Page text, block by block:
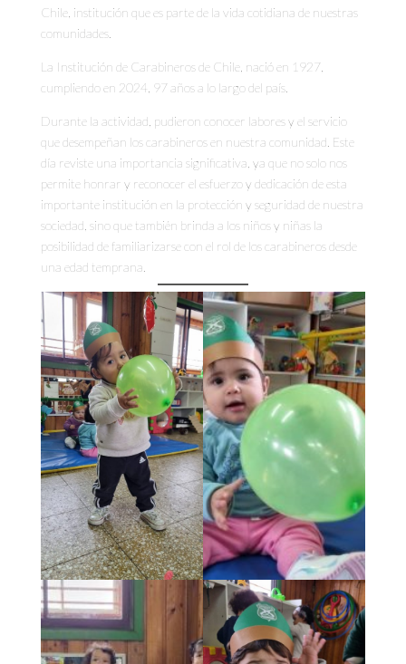
Chile, institución que es parte de la vida cotidiana de nuestras
comunidades.
La Institución de Carabineros de Chile, nació en 1927,
cumpliendo en 2024, 97 años a lo largo del país.
Durante la actividad, pudieron conocer labores y el servicio
que desempeñan los carabineros en nuestra comunidad. Este
día reviste una importancia significativa, ya que no solo nos
permite honrar y reconocer el esfuerzo y dedicación de esta
importante institución en la protección y seguridad de nuestra
sociedad, sino que también brinda a los niños y niñas la
posibilidad de familiarizarse con el rol de los carabineros desde
una edad temprana.